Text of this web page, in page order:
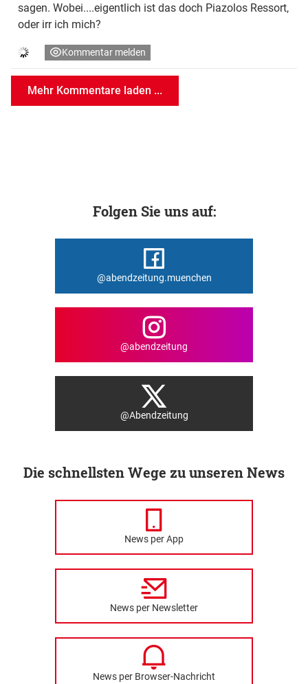
sagen. Wobei....eigentlich ist das doch Piazolos Ressort,
oder irr ich mich?
Kommentar melden
Mehr Kommentare laden ...
Folgen Sie uns auf:
@abendzeitung.muenchen
@abendzeitung
@Abendzeitung
Die schnellsten Wege zu unseren News
News per App
News per Newsletter
News per Browser-Nachricht